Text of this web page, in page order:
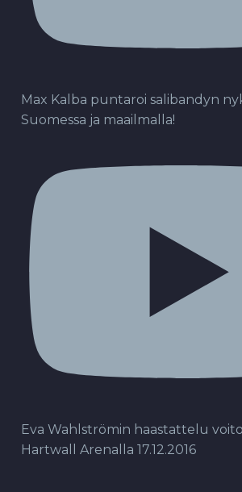
Max Kalba puntaroi salibandyn
Suomessa ja maailmalla!
Eva Wahlströmin haastattelu
Hartwall Arenalla 17.12.2016